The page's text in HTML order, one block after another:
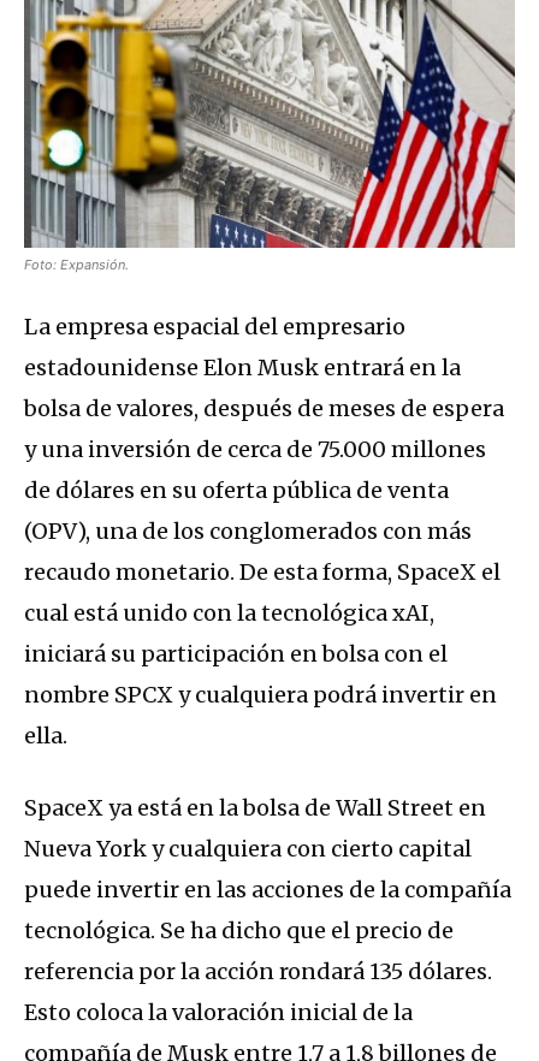
Foto: Expansión.
La empresa espacial del empresario
estadounidense Elon Musk entrará en la
bolsa de valores, después de meses de espera
y una inversión de cerca de 75.000 millones
de dólares en su oferta pública de venta
(OPV), una de los conglomerados con más
recaudo monetario. De esta forma, SpaceX el
cual está unido con la tecnológica xAI,
iniciará su participación en bolsa con el
nombre SPCX y cualquiera podrá invertir en
ella.
SpaceX ya está en la bolsa de Wall Street en
Nueva York y cualquiera con cierto capital
puede invertir en las acciones de la compañía
tecnológica. Se ha dicho que el precio de
referencia por la acción rondará 135 dólares.
Esto coloca la valoración inicial de la
compañía de Musk entre 1,7 a 1,8 billones de